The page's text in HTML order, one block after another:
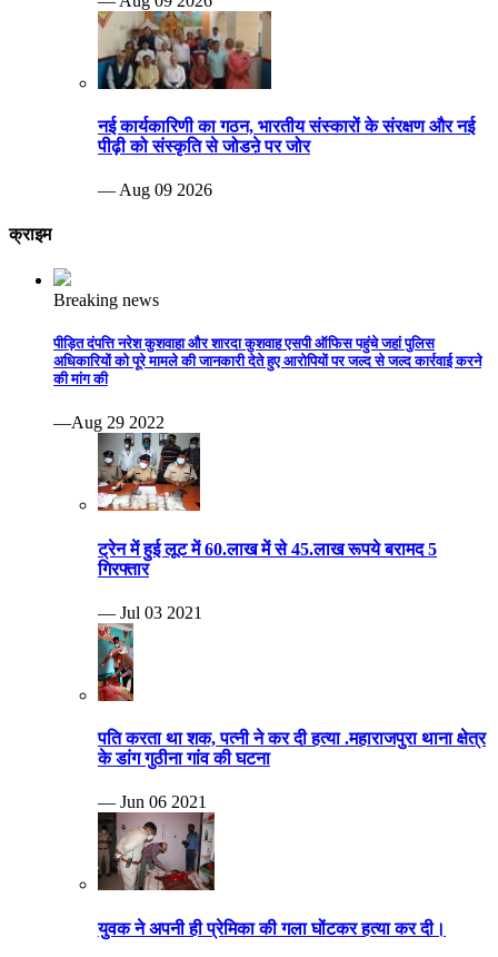
नई कार्यकारिणी का गठन, भारतीय संस्कारों के संरक्षण और नई
पीढ़ी को संस्कृति से जोडऩे पर जोर
— Aug 09 2026
क्राइम
Breaking news
पीड़ित दंपत्ति नरेश कुशवाहा और शारदा कुशवाह एसपी ऑफिस पहुंचे जहां पुलिस
अधिकारियों को पूरे मामले की जानकारी देते हुए आरोपियों पर जल्द से जल्द कार्रवाई करने
की मांग की
—Aug 29 2022
ट्रेन में हुई लूट में 60.लाख में से 45.लाख रूपये बरामद 5
गिरफ्तार
— Jul 03 2021
पति करता था शक, पत्नी ने कर दी हत्या .महाराजपुरा थाना क्षेत्र
के डांग गुठीना गांव की घटना
— Jun 06 2021
युवक ने अपनी ही प्रेमिका की गला घोंटकर हत्या कर दी।